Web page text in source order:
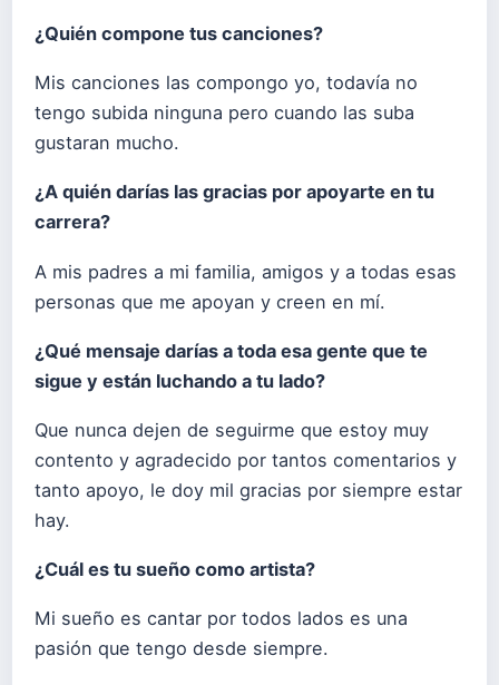
¿Quién compone tus canciones?
Mis canciones las compongo yo, todavía no
tengo subida ninguna pero cuando las suba
gustaran mucho.
¿A quién darías las gracias por apoyarte en tu
carrera?
A mis padres a mi familia, amigos y a todas esas
personas que me apoyan y creen en mí.
¿Qué mensaje darías a toda esa gente que te
sigue y están luchando a tu lado?
Que nunca dejen de seguirme que estoy muy
contento y agradecido por tantos comentarios y
tanto apoyo, le doy mil gracias por siempre estar
hay.
¿Cuál es tu sueño como artista?
Mi sueño es cantar por todos lados es una
pasión que tengo desde siempre.